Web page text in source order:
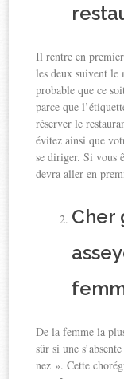
Il rentre en
les deux suivent le
probable que ce
parce que
réserver le
évitez ainsi que
se diriger. Si vous
devra aller en
Cher
De la femme la
sûr si une
nez ». Cette